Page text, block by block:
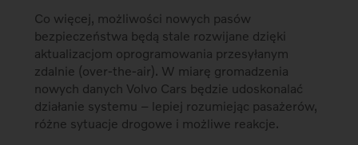
Co więcej, możliwości nowych pasów
bezpieczeństwa będą stale rozwijane dzięki
aktualizacjom oprogramowania przesyłanym
zdalnie (over-the-air). W miarę gromadzenia
nowych danych Volvo Cars będzie udoskonalać
działanie systemu – lepiej rozumiejąc pasażerów,
różne sytuacje drogowe i możliwe reakcje.